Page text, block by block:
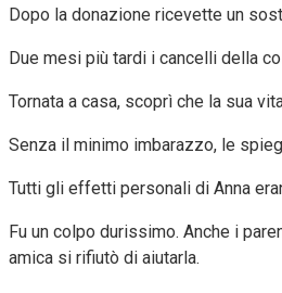
Dopo la donazione ricevette un
Due mesi più tardi i cancelli della
Tornata a casa, scoprì che la sua
Senza il minimo imbarazzo, le
Tutti gli effetti personali di Anna
Fu un colpo durissimo. Anche i
amica si rifiutò di aiutarla.